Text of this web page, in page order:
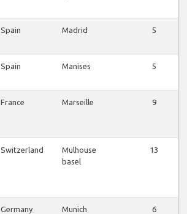
Spain Madrid 5
Spain Manises 5
France Marseille 9
Switzerland
Mulhouse
basel
13
Germany Munich 6